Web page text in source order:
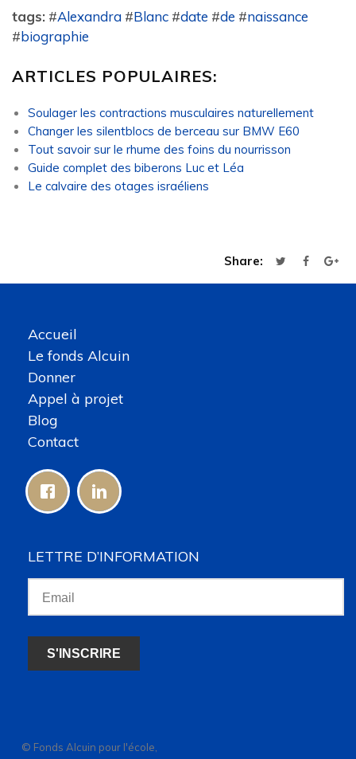
tags: #Alexandra #Blanc #date #de #naissance
#biographie
ARTICLES POPULAIRES:
Soulager les contractions musculaires naturellement
Changer les silentblocs de berceau sur BMW E60
Tout savoir sur le rhume des foins du nourrisson
Guide complet des biberons Luc et Léa
Le calvaire des otages israéliens
Share:
Accueil
Le fonds Alcuin
Donner
Appel à projet
Blog
Contact
LETTRE D’INFORMATION
© Fonds Alcuin pour l'école,